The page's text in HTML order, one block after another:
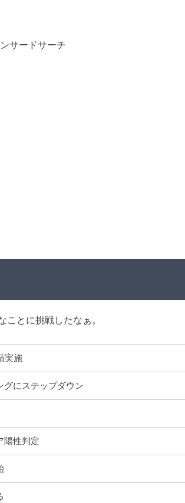
サードサーチ
とに挑戦したなぁ。
実施
グにステップダウン
陽性判定